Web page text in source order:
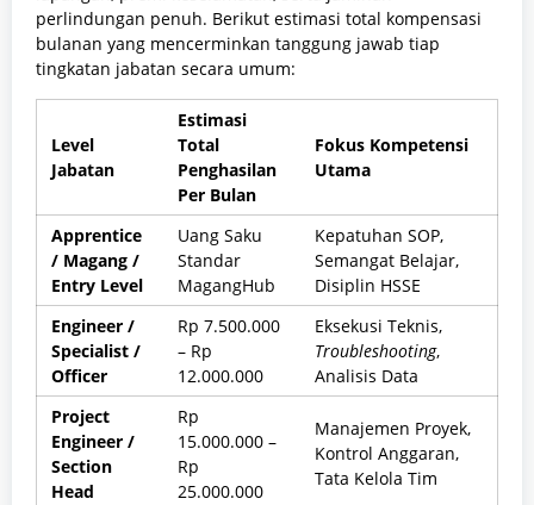
perlindungan penuh. Berikut estimasi total kompensasi
bulanan yang mencerminkan tanggung jawab tiap
tingkatan jabatan secara umum:
Level
Jabatan
Estimasi
Total
Penghasilan
Per Bulan
Fokus Kompetensi
Utama
Apprentice
/ Magang /
Entry Level
Uang Saku
Standar
MagangHub
Kepatuhan SOP,
Semangat Belajar,
Disiplin HSSE
Engineer /
Specialist /
Officer
Rp 7.500.000
– Rp
12.000.000
Eksekusi Teknis,
Troubleshooting,
Analisis Data
Project
Engineer /
Section
Head
Rp
15.000.000 –
Rp
25.000.000
Manajemen Proyek,
Kontrol Anggaran,
Tata Kelola Tim